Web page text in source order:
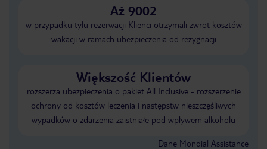
Aż 9002
w przypadku tylu rezerwacji Klienci otrzymali zwrot kosztów
wakacji w ramach ubezpieczenia od rezygnacji
Większość Klientów
rozszerza ubezpieczenia o pakiet All Inclusive - rozszerzenie
ochrony od kosztów leczenia i następstw nieszczęśliwych
wypadków o zdarzenia zaistniałe pod wpływem alkoholu
Dane Mondial Assistance